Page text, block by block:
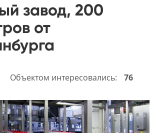
завод, 200
от
Объектом интересовались: 76